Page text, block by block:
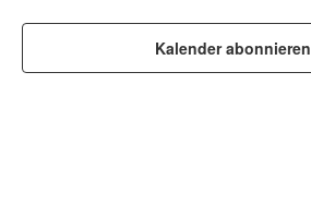
Kalender abonnieren